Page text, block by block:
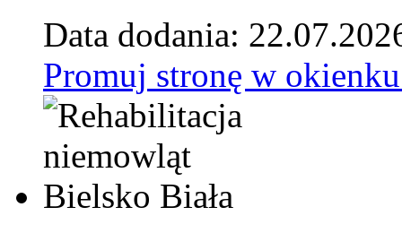
Data dodania:
Promuj stronę w